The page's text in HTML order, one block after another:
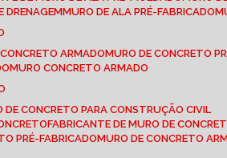
DRENAGEM MURO DE ALA PRÉ-FABRICADO
CONCRETO ARMADO
MURO DE CONCRETO
MURO CONCRETO ARMADO
DE CONCRETO PARA CONSTRUÇÃO CIVIL
FABRICANTE DE MURO DE
PRÉ-FABRICADO
MURO DE CONCRETO